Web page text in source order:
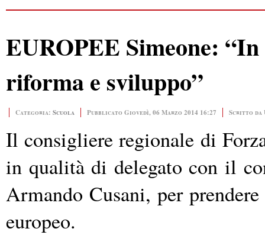
EUROPEE Simeone:
riforma e sviluppo”
Categoria: Scuola Pubblicato Giovedì, 06 Marzo 2014 16:27 Scritto da
Il consigliere regionale di
in qualità di delegato con il
Armando Cusani, per
europeo.